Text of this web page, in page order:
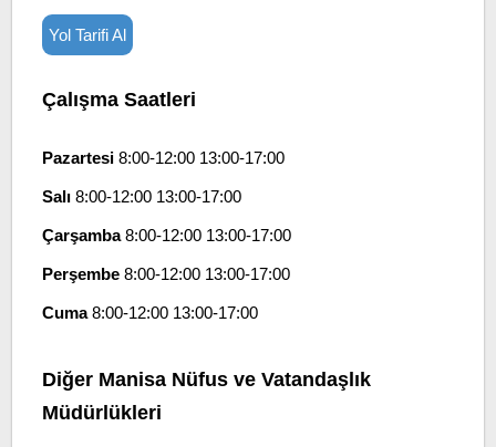
Yol Tarifi Al
Çalışma Saatleri
Pazartesi8:00-12:00 13:00-17:00
Salı8:00-12:00 13:00-17:00
Çarşamba8:00-12:00 13:00-17:00
Perşembe8:00-12:00 13:00-17:00
Cuma8:00-12:00 13:00-17:00
Diğer Manisa Nüfus ve Vatandaşlık
Müdürlükleri